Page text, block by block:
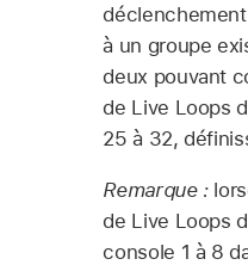
à un groupe
deux pouvant
de Live Loops
25 à 32,
Remarque :
de Live Loops
console 1 à 8